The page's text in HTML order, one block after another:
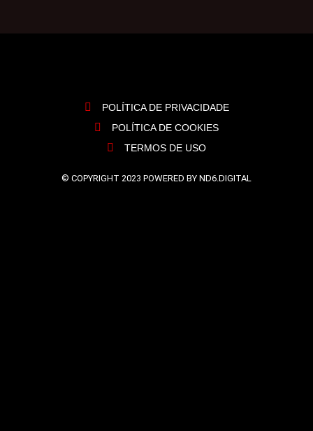
POLÍTICA DE PRIVACIDADE
POLÍTICA DE COOKIES
TERMOS DE USO
© COPYRIGHT 2023 POWERED BY ND6.DIGITAL